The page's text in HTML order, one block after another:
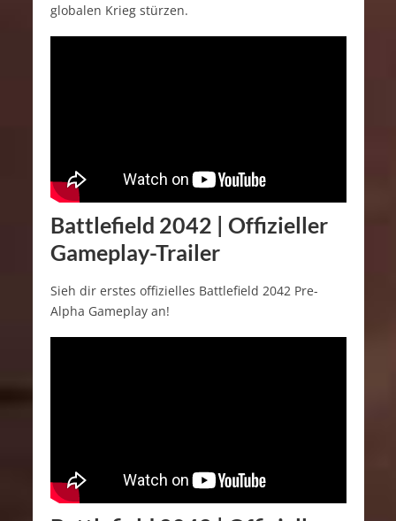
globalen Krieg stürzen.
Battlefield 2042 | Offizieller
Gameplay-Trailer
Sieh dir erstes offizielles Battlefield 2042 Pre-
Alpha Gameplay an!